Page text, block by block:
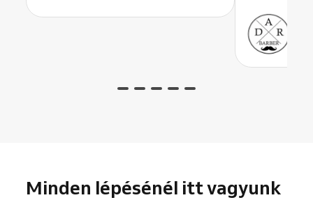
Minden lépésénél itt vagyunk